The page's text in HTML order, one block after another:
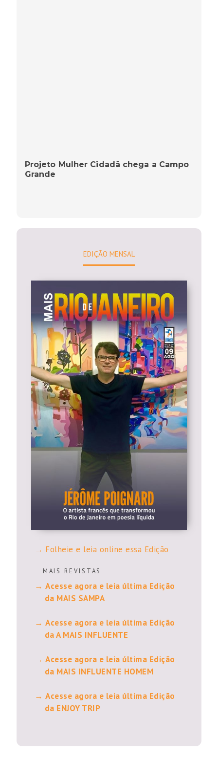
Projeto Mulher Cidadã chega a Campo
Grande
EDIÇÃO MENSAL
Folheie e leia online essa Edição
M A I S R E V I S T A S
Acesse agora e leia última Edição
da MAIS SAMPA
Acesse agora e leia última Edição
da A MAIS INFLUENTE
Acesse agora e leia última Edição
da MAIS INFLUENTE HOMEM
Acesse agora e leia última Edição
da ENJOY TRIP